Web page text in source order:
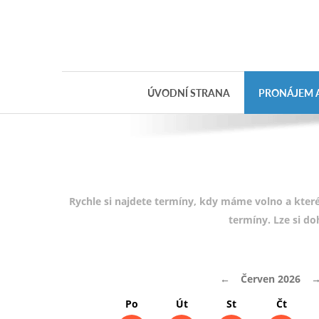
ÚVODNÍ STRANA PRONÁJEM
Rychle si najdete termíny, kdy máme volno a
termíny. Lze si
← Červen 2026
→
Po
Út St Čt
poukazu